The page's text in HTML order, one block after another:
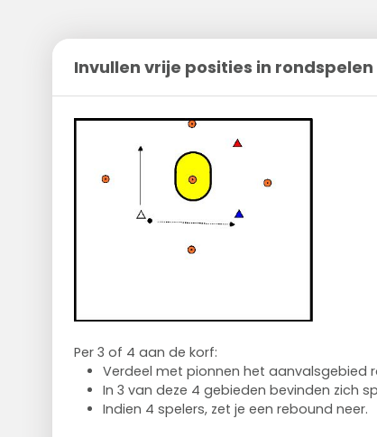
Invullen vrije posities in rondspelen
Per 3 of 4 aan de korf:
Verdeel met pionnen het aanvalsgebied
In 3 van deze 4 gebieden bevinden zich
Indien 4 spelers, zet je een rebound neer.